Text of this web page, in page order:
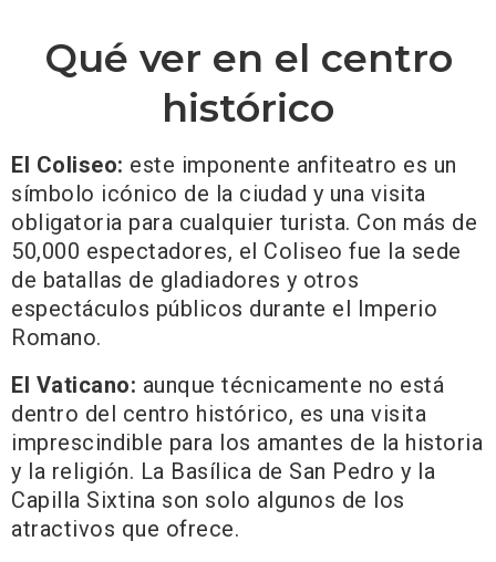
Qué ver en el centro
histórico
El Coliseo: este imponente anfiteatro es un
símbolo icónico de la ciudad y una visita
obligatoria para cualquier turista. Con más de
50,000 espectadores, el Coliseo fue la sede
de batallas de gladiadores y otros
espectáculos públicos durante el Imperio
Romano.
El Vaticano: aunque técnicamente no está
dentro del centro histórico, es una visita
imprescindible para los amantes de la historia
y la religión. La Basílica de San Pedro y la
Capilla Sixtina son solo algunos de los
atractivos que ofrece.